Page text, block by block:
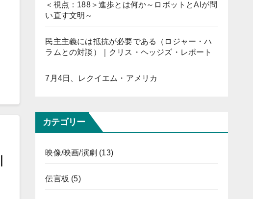
＜視点：188＞進歩とは何か～ロボットとAIが問
い直す文明～
民主主義には抵抗が必要である（ロジャー・ハ
ラムとの対談）｜クリス・ヘッジズ・レポート
7月4日、レクイエム・アメリカ
カテゴリー
映像/映画/演劇 (13)
伝言板 (5)